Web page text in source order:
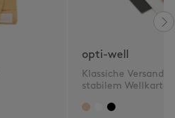
opti-well
Klassiche
stabilem Wellkarton